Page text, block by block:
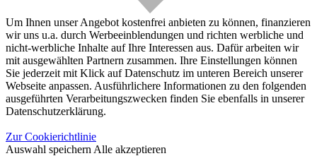
Um Ihnen unser Angebot kostenfrei anbieten zu können, finanzieren
wir uns u.a. durch Werbeeinblendungen und richten werbliche und
nicht-werbliche Inhalte auf Ihre Interessen aus. Dafür arbeiten wir
mit ausgewählten Partnern zusammen. Ihre Einstellungen können
Sie jederzeit mit Klick auf Datenschutz im unteren Bereich unserer
Webseite anpassen. Ausführlichere Informationen zu den folgenden
ausgeführten Verarbeitungszwecken finden Sie ebenfalls in unserer
Datenschutzerklärung.
Zur Cookierichtlinie
Auswahl speichern Alle akzeptieren